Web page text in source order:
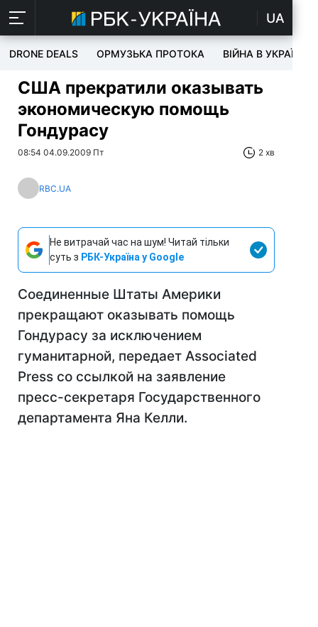
UA
DRONE DEALS ОРМУЗЬКА ПРОТОКА ВІЙНА В УКРАЇНІ
США прекратили оказывать
экономическую помощь
Гондурасу
08:54 04.09.2009 Пт 2 хв
RBC.UA
Не витрачай час на шум! Читай тільки
суть з РБК-Україна у Google
Соединенные Штаты Америки
прекращают оказывать помощь
Гондурасу за исключением
гуманитарной, передает Associated
Press со ссылкой на заявление
пресс-секретаря Государственного
департамента Яна Келли.